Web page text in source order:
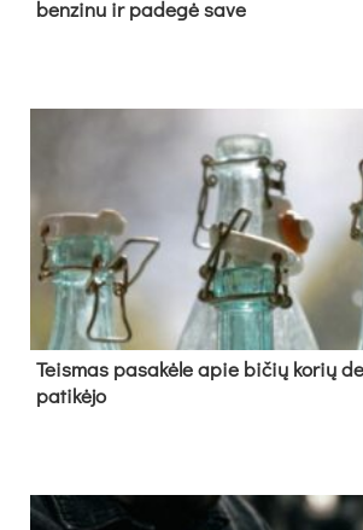
ben­zi­nu ir pa­de­gė sa­ve
Teis­mas pa­sa­kė­le apie bi­čių ko­rių
pa­ti­kė­jo